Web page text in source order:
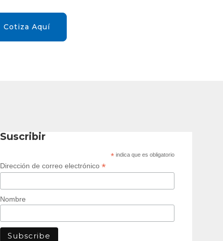
Cotiza Aquí
Suscribir
* indica que es obligatorio
Dirección de correo electrónico *
Nombre